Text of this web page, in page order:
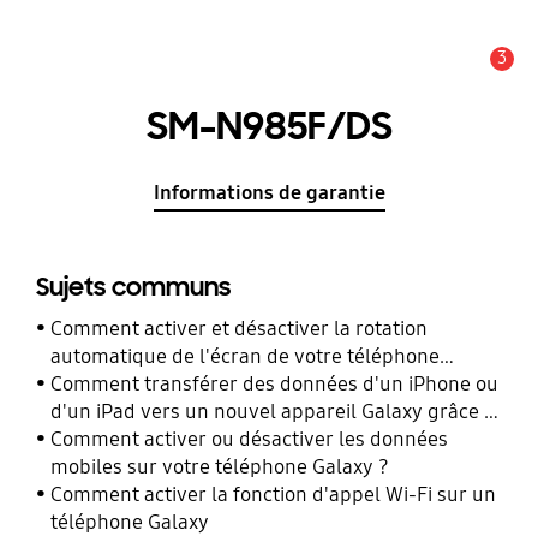
3
SM-N985F/DS
Informations de garantie
Sujets communs
Comment activer et désactiver la rotation
automatique de l'écran de votre téléphone
Galaxy ?
Comment transférer des données d'un iPhone ou
d'un iPad vers un nouvel appareil Galaxy grâce à
Smart Switch ?
Comment activer ou désactiver les données
mobiles sur votre téléphone Galaxy ?
Comment activer la fonction d'appel Wi-Fi sur un
téléphone Galaxy